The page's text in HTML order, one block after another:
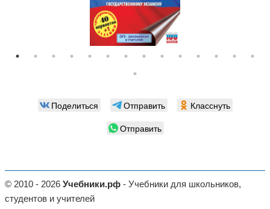
Поделиться Отправить
Класснуть
Отправить
© 2010 - 2026 Учебники.рф - Учебники для школьников,
студентов и учителей